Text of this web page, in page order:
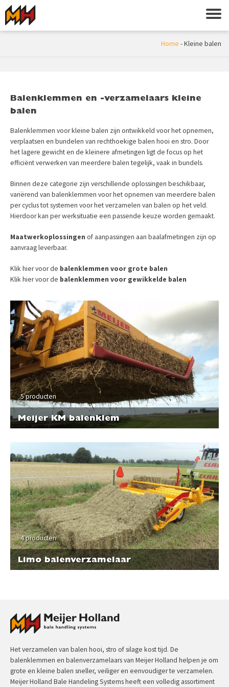
Home -Kleine balen
Balenklemmen en -verzamelaars kleine
balen
Balenklemmen voor kleine balen zijn ontwikkeld voor het opnemen,
verplaatsen en bundelen van rechthoekige balen hooi en stro. Door
het lagere gewicht en de kleinere afmetingen ligt de focus op het
efficiënt verwerken van meerdere balen tegelijk, vaak in bundels.
Binnen deze categorie zijn verschillende oplossingen beschikbaar,
variërend van balenklemmen voor het opnemen van meerdere balen
per cyclus tot systemen voor het verzamelen van balen op het veld.
Hierdoor kan per werksituatie een passende keuze worden gemaakt.
Maatwerkoplossingen of aanpassingen aan baalafmetingen zijn op
aanvraag leverbaar.
Klik hier voor de balenklemmen voor grote balen
Klik hier voor de balenklemmen voor gewikkelde balen
5 producten
Meijer KM balenklem
4 producten
Limo balenverzamelaar
Het verzamelen van balen hooi, stro of silage kost tijd. De
balenklemmen en balenverzamelaars van Meijer Holland helpen je om
grote en kleine balen sneller, veiliger en eenvoudiger te verzamelen.
Meijer Holland Bale Handeling Systems heeft een volledig assortiment